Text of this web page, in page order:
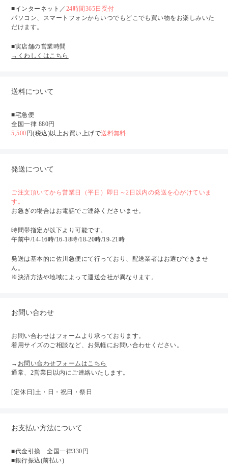
■インターネット／ 24時間365日受付
パソコン、スマートフォンからいつでもどこでも買い物をお楽しみいた
だけます。
■実店舗の営業時間
→くわしくはこちら
送料について
■宅急便
全国一律 880円
5,500円(税込)以上お買い上げで送料無料
発送について
ご注文頂いてから営業日（平日）即日～2日以内の発送を心がけていま
す。
お急ぎの場合はお電話でご連絡くださいませ。
時間帯指定が以下より可能です。
午前中/14-16時/16-18時/18-20時/19-21時
発送は基本的に佐川急便にて行っており、配送業者はお選びできませ
ん。
※決済方法や地域によって運送会社が異なります。
お問い合わせ
お問い合わせはフォームより承っております。
着用サイズのご相談など、お気軽にお問い合わせください。
→ お問い合わせフォームはこちら
通常、2営業日以内にご連絡いたします。
[定休日]土・日・祝日・祭日
お支払い方法について
■代金引換 全国一律330円
■銀行振込(前払い)